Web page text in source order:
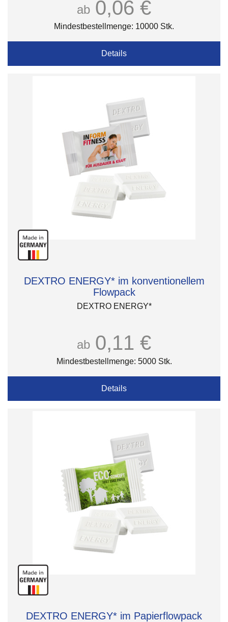
ab 0,06 €
Mindestbestellmenge: 10000 Stk.
Details
DEXTRO ENERGY* im konventionellem
Flowpack
DEXTRO ENERGY*
ab 0,11 €
Mindestbestellmenge: 5000 Stk.
Details
DEXTRO ENERGY* im Papierflowpack